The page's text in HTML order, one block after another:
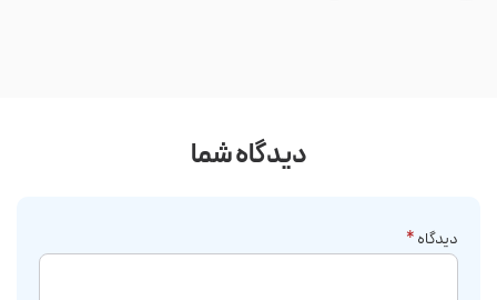
دیدگاه شما
دیدگاه*